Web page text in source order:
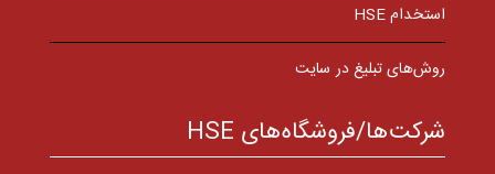
استخدام HSE
روش‌های تبلیغ در سایت
شرکت‌ها/فروشگاه‌های HSE